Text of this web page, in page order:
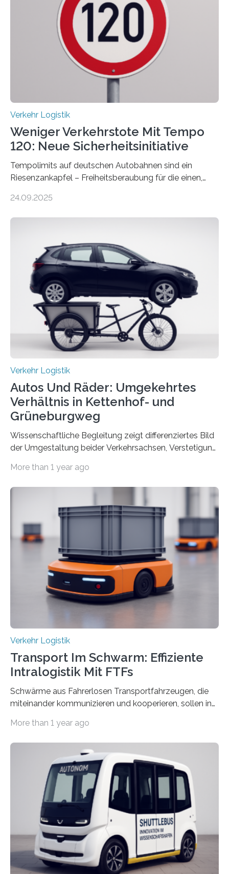
Verkehr Logistik
Weniger Verkehrstote Mit Tempo
120: Neue Sicherheitsinitiative
Tempolimits auf deutschen Autobahnen sind ein
Riesenzankapfel – Freiheitsberaubung für die einen,
Nach rund 50 Jahren hat eine Wissenschaftlerin der
die Zahl der Verkehrstoten sogar um 35 Prozent. Die
Studie ist in der Zeitschrift Transportation Research
Part A: Policy and Practice vom 5. August 2025 online
veröffentlicht. Die deutschen Autobahnen sind…
24.09.2025
Verkehr Logistik
Autos Und Räder: Umgekehrtes
Verhältnis in Kettenhof- und
Grüneburgweg
Wissenschaftliche Begleitung zeigt differenziertes Bild
der Umgestaltung beider Verkehrsachsen, Verstetigung
fördern sowie die Wohn- und Aufenthaltsqualität zu
an der Achse Kettenhofweg/Robert-Mayer-Straße
durch. Wie diese angenommen werden und was sie
bewirken, haben Forscher*innen der Frankfurt University
of Applied Sciences (Frankfurt UAS) untersucht und
ziehen insgesamt eine positive Bilanz. Gemeinsam mit
Vertreter*innen der Stadt Frankfurt stellten sie am 15.
Mai 2025…
More than 1 year ago
Verkehr Logistik
Transport Im Schwarm: Effiziente
Intralogistik Mit FTFs
Schwärme aus Fahrerlosen Transportfahrzeugen, die
miteinander kommunizieren und kooperieren, sollen in
An dieser innovativen Idee arbeiten Forschende aus
das Fraunhofer Institut für Integrierte Schaltungen IIS
die kommunikationstechnische Umsetzung erforscht,
untersucht das IPH – Institut für Integrierte Produktion
Hannover gGmbH anhand von
Materialflusssimulationen, ob die dezentrale Steuerung
effizienter ist als die zentrale Steuerung. Dafür sucht
das IPH noch Unternehmen, die Interesse daran haben,
am realen Beispiel ihrer Fabrik…
More than 1 year ago